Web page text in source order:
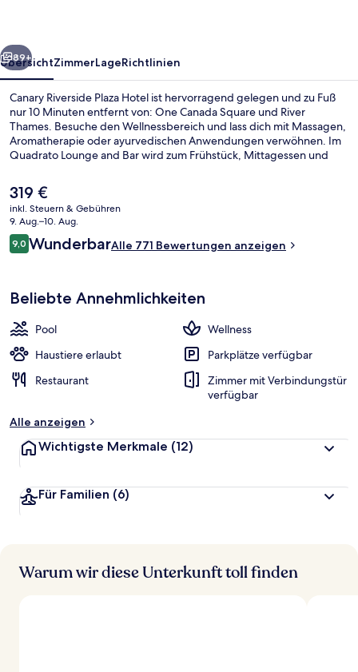
Weiter
89+
ÜbersichtZimmerLageRichtlinien
Canary Riverside Plaza Hotel ist hervorragend gelegen und zu Fuß
nur 10 Minuten entfernt von: One Canada Square und River
Thames. Besuche den Wellnessbereich und lass dich mit Massagen,
Aromatherapie oder ayurvedischen Anwendungen verwöhnen. Im
Quadrato Lounge and Bar wird zum Frühstück, Mittagessen und
Innenpool, eine Bar/Lounge und ein Fitnesscenter sprechen für
dieses Hotel im luxuriösen Stil. Die öffentlichen Verkehrsmittel sind
nur einen kurzen Fußmarsch entfernt: Zur Station Westferry sind es
5 Minuten und zur DLR-Station Canary Wharf 9 Minuten.
Der
aktuelle
Preis
beträgt
319 €.
319 €
inkl. Steuern & Gebühren
9. Aug.–10. Aug.
Bewertungen
9,09,0 von 10.
WunderbarAlle 771 Bewertungen anzeigen
Beliebte Annehmlichkeiten
Pool
Wellness
Haustiere erlaubt
Parkplätze verfügbar
Restaurant
Zimmer mit Verbindungstür
verfügbar
Alle anzeigen
Wichtigste Merkmale (12)
Für Familien (6)
Warum wir diese Unterkunft toll finden